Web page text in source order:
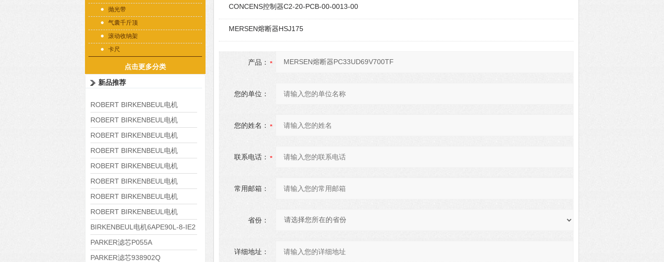
抛光带
气囊千斤顶
滚动收纳架
卡尺
点击更多分类
新品推荐
ROBERT BIRKENBEUL电机
8APE225M-4-IE3
ROBERT BIRKENBEUL电机
8APE180L-4 IE3
ROBERT BIRKENBEUL电机
8APE160M-6 IE3
ROBERT BIRKENBEUL电机
8APE160L-4-IE3
ROBERT BIRKENBEUL电机
8APE112M-6K-IE3
ROBERT BIRKENBEUL电机
8APE100L-2 IE3
ROBERT BIRKENBEUL电机
8APE90S-4 IE3
ROBERT BIRKENBEUL电机
8APE80M-2K-IE3
BIRKENBEUL电机6APE90L-8-IE2
PARKER滤芯P055A
PARKER滤芯938902Q
CONCENS控制器C2-20-PCB-00-0013-00
MERSEN熔断器HSJ175
产品：
您的单位：
您的姓名：
联系电话：
常用邮箱：
省份：
详细地址：